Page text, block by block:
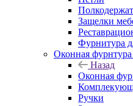
Защелки
Фурнитура
Оконная фурнтура
Назад
Оконная
Ручки